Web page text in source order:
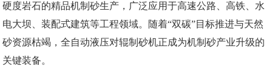
硬度岩石的精品机制砂生产，广泛应用于高速公路、高铁、水
电大坝、装配式建筑等工程领域。随着“双碳”目标推进与天然
砂资源枯竭，全自动液压对辊制砂机正成为机制砂产业升级的
关键装备。